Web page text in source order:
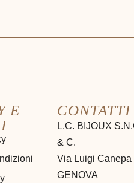
E
CONTATTI
L.C. BIJOUX
& C.
Via Luigi
GENOVA